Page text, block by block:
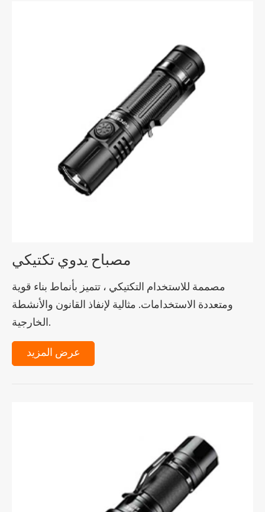
مصباح يدوي تكتيكي
مصممة للاستخدام التكتيكي ، تتميز بأنماط بناء قوية
ومتعددة الاستخدامات. مثالية لإنفاذ القانون والأنشطة
الخارجية.
عرض المزيد